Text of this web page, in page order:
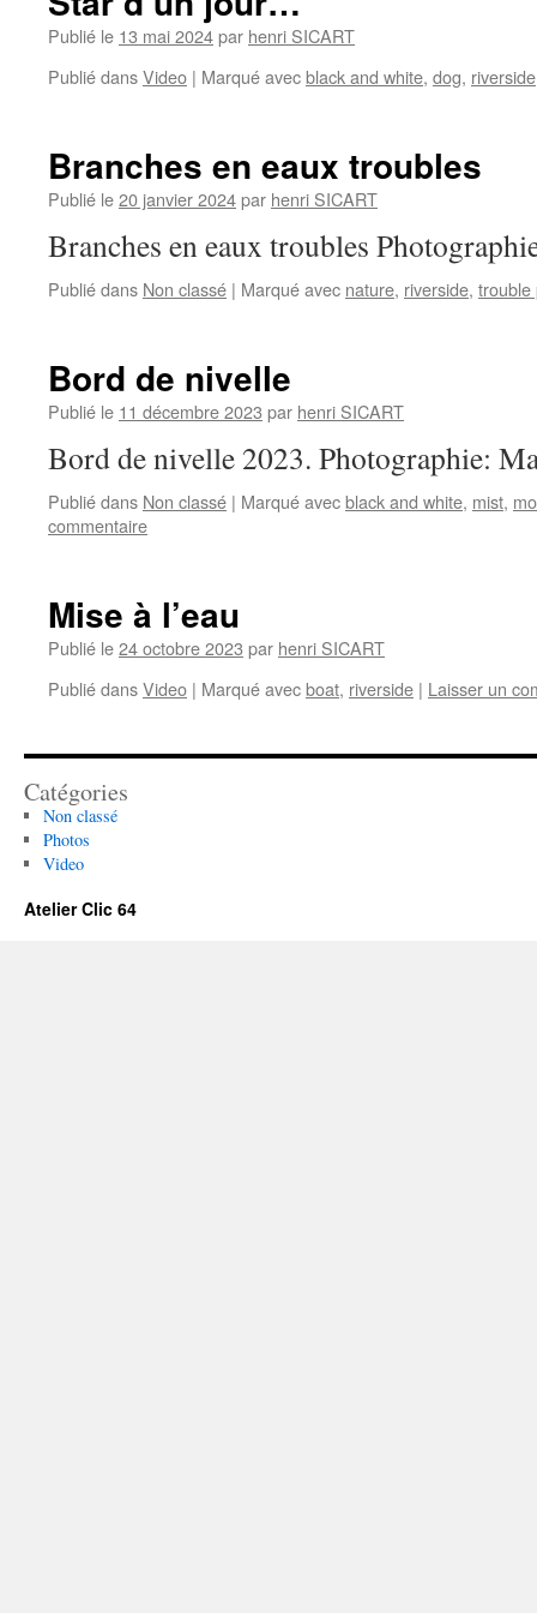
Publié le 13 mai 2024par henri SICART
Publié dansVideo | Marqué avecblack and white, dog, riverside
Branches en eaux troubles
Publié le20 janvier 2024par henri SICART
Branches en eaux troubles
Publié dans Non classé | Marqué avec nature, riverside, trouble
Bord de nivelle
Publié le 11 décembre 2023 par henri SICART
Bord de nivelle 2023. Photographie:
Publié dans Non classé | Marqué avecblack and white, mist,
commentaire
Mise à l’eau
Publié le24 octobre 2023 par henri SICART
Publié dansVideo | Marqué avecboat, riverside | Laisser un
Catégories
Non classé
Photos
Video
Atelier Clic 64